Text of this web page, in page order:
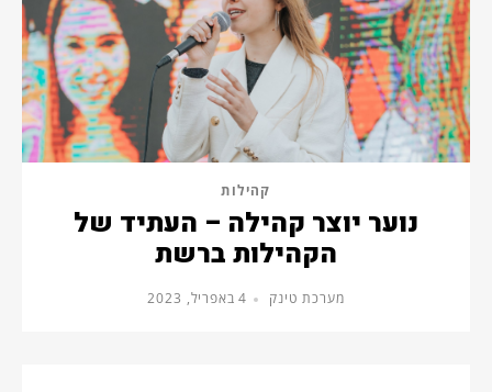
קהילות
נוער יוצר קהילה – העתיד של
הקהילות ברשת
מערכת טינק 4 באפריל, 2023